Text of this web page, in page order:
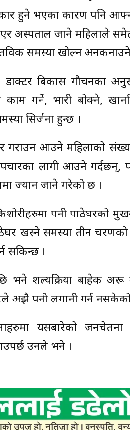
हुने भएका कारण पनि
अस्पताल जाने महिलाले
समस्या खोल्न
डाक्टर बिकास गौचनका
काम गर्ने, भारी बोक्ने,
सिर्जना हुन्छ ।
गराउन आउने महिलाको
लागी आउने गर्दछन्,
ज्यान जाने गरेको छ ।
पनी पाठेघरको
खस्ने समस्या तीन चरणको
सकिन्छ ।
भने शल्यक्रिया बाहेक अरू
अझै पनी लगानी गर्न
यसबारेको
उनले भने ।